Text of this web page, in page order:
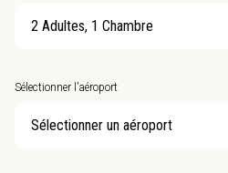
2 Adultes, 1 Chambre
Sélectionner l'aéroport
Sélectionner un aéroport